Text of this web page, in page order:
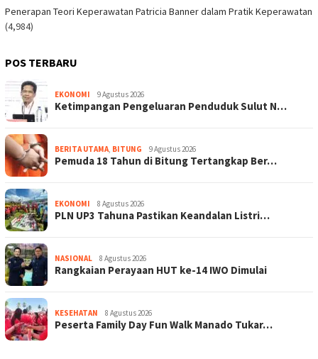
Penerapan Teori Keperawatan Patricia Banner dalam Pratik Keperawatan
(4,984)
POS TERBARU
EKONOMI 9 Agustus 2026
Ketimpangan Pengeluaran Penduduk Sulut N…
BERITA UTAMA, BITUNG 9 Agustus 2026
Pemuda 18 Tahun di Bitung Tertangkap Ber…
EKONOMI 8 Agustus 2026
PLN UP3 Tahuna Pastikan Keandalan Listri…
NASIONAL 8 Agustus 2026
Rangkaian Perayaan HUT ke-14 IWO Dimulai
KESEHATAN 8 Agustus 2026
Peserta Family Day Fun Walk Manado Tukar…